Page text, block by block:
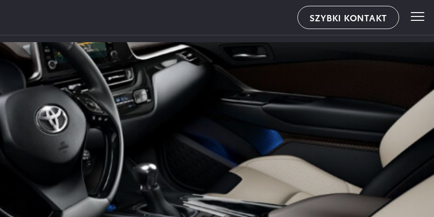
Gliwic, Zabrza lub Chorzowa? Zapraszamy do WALDER – ul.Knurowska 8, Zabrze
SZYBKI KONTAKT
Plus